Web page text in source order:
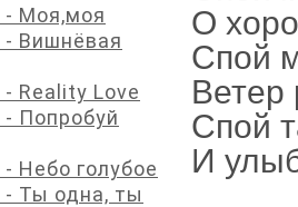
О
Спой
Ветер
Спой
И
Моя,моя
Вишнёвая
Reality Love
Попробуй
Небо голубое
Ты одна, ты